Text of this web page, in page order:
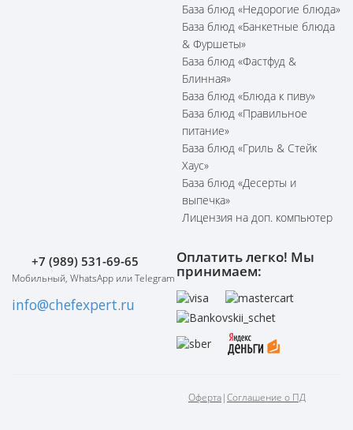
База блюд «Недорогие блюда»
База блюд «Банкетные блюда
& Фуршеты»
База блюд «Фастфуд &
Блинная»
База блюд «Блюда к пиву»
База блюд «Правильное
питание»
База блюд «Гриль & Стейк
Хаус»
База блюд «Десерты и
выпечка»
Лицензия на доп. компьютер
+7 (989) 531-69-65
Мобильный, WhatsApp или Telegram
info@chefexpert.ru
Оплатить легко! Мы
принимаем:
Оферта|Соглашение о ПД